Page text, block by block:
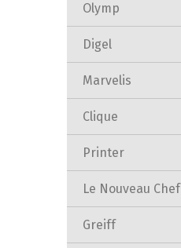
Olymp
Digel
Marvelis
Clique
Printer
Le Nouveau Chef
Greiff